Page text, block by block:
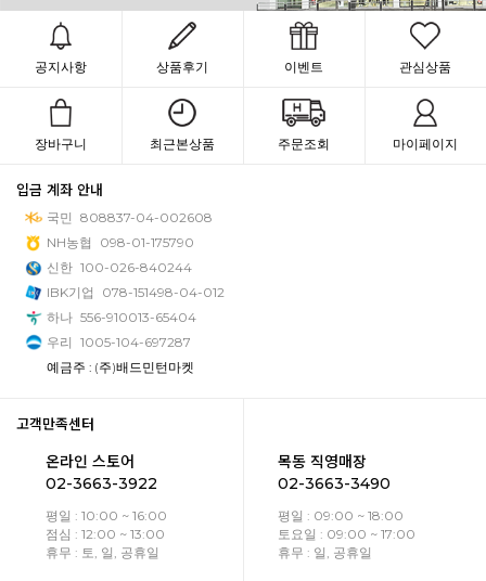
공지사항 상품후기 이벤트 관심상품
장바구니 최근본상품 주문조회 마이페이지
입금 계좌 안내
국민 808837-04-002608
NH농협
098-01-175790
신한 100-026-840244
IBK기업
078-151498-04-012
하나 556-910013-65404
우리 1005-104-697287
예금주 : (주)배드민턴마켓
고객만족센터
온라인 스토어
02-3663-3922
평일 : 10:00 ~ 16:00
점심 : 12:00 ~ 13:00
휴무 : 토, 일, 공휴일
목동 직영매장
02-3663-3490
평일 : 09:00 ~ 18:00
토요일 : 09:00 ~ 17:00
휴무 : 일, 공휴일